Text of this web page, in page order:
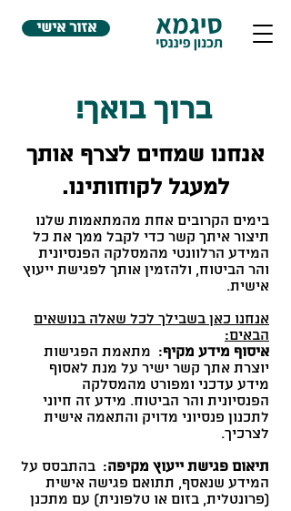
אזור אישי
ברוך בואך!
אנחנו שמחים לצרף אותך
למעגל לקוחותינו.
בימים הקרובים אחת מהמתאמות שלנו
תיצור איתך קשר כדי לקבל ממך את כל
המידע הרלוונטי מהמסלקה הפנסיונית
והר הביטוח, ולהזמין אותך לפגישת ייעוץ
אישית.
אנחנו כאן בשבילך לכל שאלה בנושאים
הבאים:
איסוף מידע מקיף: מתאמת הפגישות
יוצרת אתך קשר ישיר על מנת לאסוף
מידע עדכני ומפורט מהמסלקה
הפנסיונית והר הביטוח. מידע זה חיוני
לתכנון פנסיוני מדויק והתאמה אישית
לצרכיך.
תיאום פגישת ייעוץ מקיפה: בהתבסס על
המידע שנאסף, תתואם פגישה אישית
(פרונטלית, בזום או טלפונית) עם מתכנן